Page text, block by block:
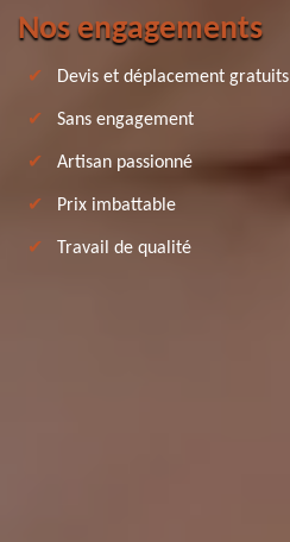
Nos engagements
Devis et déplacement gratuits
Sans engagement
Artisan passionné
Prix imbattable
Travail de qualité